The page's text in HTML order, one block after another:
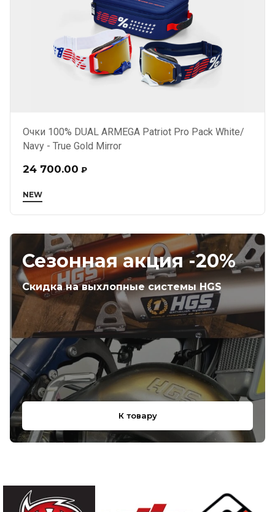
Очки 100% DUAL ARMEGA Patriot Pro Pack White/
Navy - True Gold Mirror
NEW
24 700.00 ₽
Сезонная акция -20%
Скидка на выхлопные системы HGS
К товару